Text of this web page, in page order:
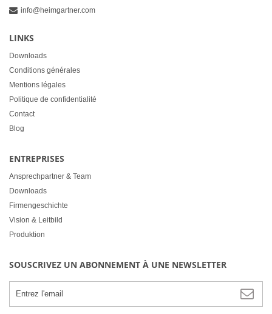
info@heimgartner.com
LINKS
Downloads
Conditions générales
Mentions légales
Politique de confidentialité
Contact
Blog
ENTREPRISES
Ansprechpartner & Team
Downloads
Firmengeschichte
Vision & Leitbild
Produktion
SOUSCRIVEZ UN ABONNEMENT À UNE NEWSLETTER